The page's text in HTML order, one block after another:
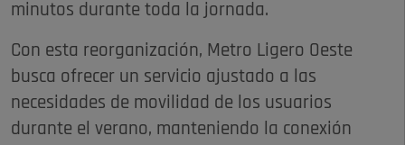
minutos durante toda la jornada.
Con esta reorganización, Metro Ligero Oeste
busca ofrecer un servicio ajustado a las
necesidades de movilidad de los usuarios
durante el verano, manteniendo la conexión